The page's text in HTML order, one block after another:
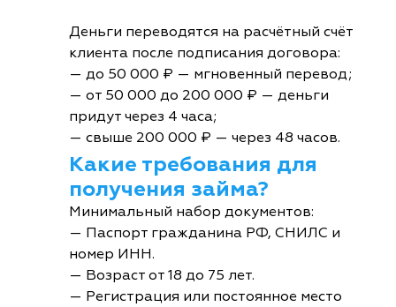
Деньги переводятся на расчётный счёт
клиента после подписания договора:
— до 50 000 ₽ — мгновенный перевод;
— от 50 000 до 200 000 ₽ — деньги
придут через 4 часа;
— свыше 200 000 ₽ — через 48 часов.
Какие требования для
получения займа?
Минимальный набор документов:
— Паспорт гражданина РФ, СНИЛС и
номер ИНН.
— Возраст от 18 до 75 лет.
— Регистрация или постоянное место